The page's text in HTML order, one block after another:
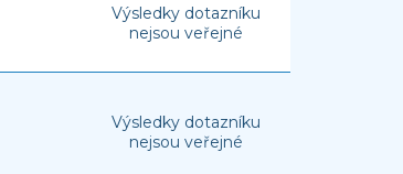
Výsledky dotazníku
nejsou veřejné
Výsledky dotazníku
nejsou veřejné